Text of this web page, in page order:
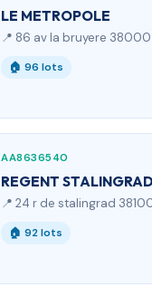
LE METROPOLE
📍 86 av la bruyere 38000
🏠 96 lots
AA8636540
REGENT STALINGRAD
📍 24 r de stalingrad
🏠 92 lots